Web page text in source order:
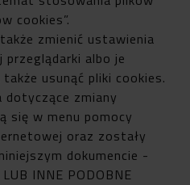
cookies”.
zmienić ustawienia
albo je
usunąć pliki cookies.
dotyczące zmiany
się w menu pomocy
oraz zostały
dokumencie -
INNE PODOBNE